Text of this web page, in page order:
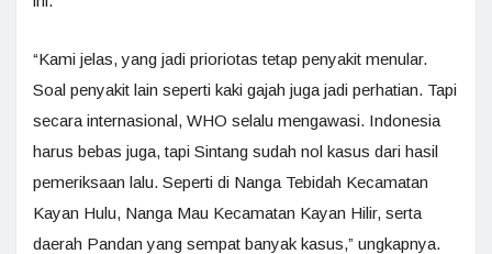
“Kami jelas, yang jadi prioriotas tetap penyakit menular.
Soal penyakit lain seperti kaki gajah juga jadi perhatian. Tapi
secara internasional, WHO selalu mengawasi. Indonesia
harus bebas juga, tapi Sintang sudah nol kasus dari hasil
pemeriksaan lalu. Seperti di Nanga Tebidah Kecamatan
Kayan Hulu, Nanga Mau Kecamatan Kayan Hilir, serta
daerah Pandan yang sempat banyak kasus,” ungkapnya.